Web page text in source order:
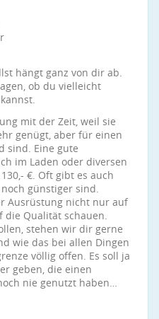
hängt ganz von dir ab.
ob du vielleicht
mit der Zeit, weil sie
genügt, aber für einen
sind. Eine gute
im Laden oder diversen
€. Oft gibt es auch
günstiger sind.
Ausrüstung nicht nur auf
die Qualität schauen.
stehen wir dir gerne
wie das bei allen Dingen
völlig offen. Es soll ja
geben, die einen
nie genutzt haben…